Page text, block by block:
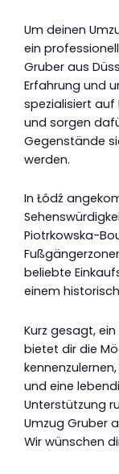
Um deinen
ein
Gruber aus
Erfahrung und
spezialisiert auf
und sorgen
Gegenstände
werden.
In Łódź
Piotrkowska-
beliebte
einem
Kurz gesagt,
bietet dir die
und eine
Unterstützung
Umzug Gruber
Wir wünschen